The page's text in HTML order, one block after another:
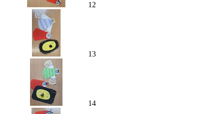
12
13
14